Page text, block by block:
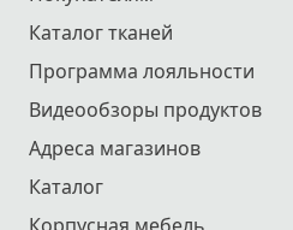
Каталог тканей
Программа лояльности
Видеообзоры продуктов
Адреса магазинов
Каталог